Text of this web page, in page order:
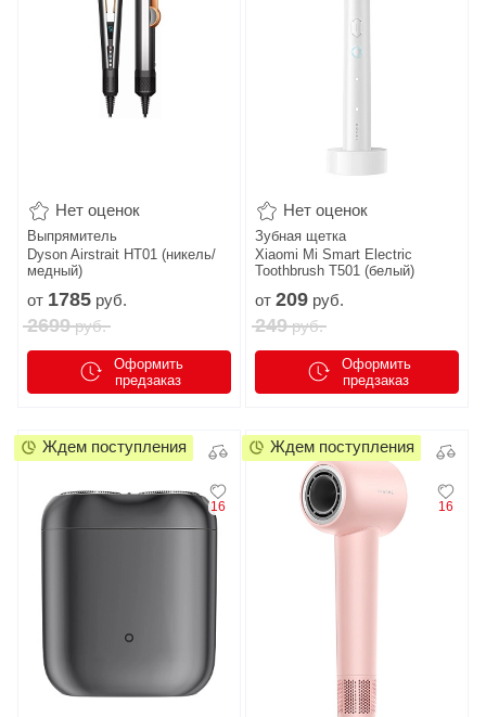
Нет оценок
Выпрямитель
Dyson Airstrait HT01 (никель/
медный)
от 1785 руб.
2699руб.
Оформить
предзаказ
Нет оценок
Зубная щетка
Xiaomi Mi Smart Electric
Toothbrush T501 (белый)
от 209 руб.
249руб.
Оформить
предзаказ
16
Ждем поступления
16
Ждем поступления